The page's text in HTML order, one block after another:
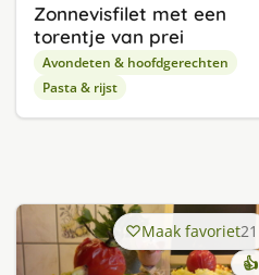
Zonnevisfilet met een
torentje van prei
Avondeten & hoofdgerechten
Pasta & rijst
Maak favoriet21
👍